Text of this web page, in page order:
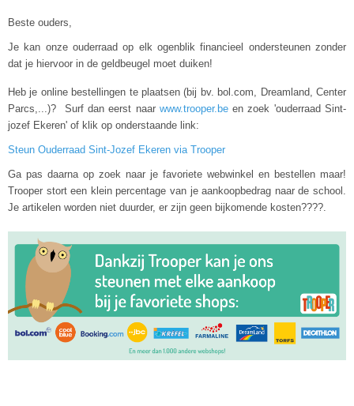
Beste ouders,
Je kan onze ouderraad op elk ogenblik financieel ondersteunen zonder
dat je hiervoor in de geldbeugel moet duiken!
Heb je online bestellingen te plaatsen (bij bv. bol.com, Dreamland, Center
Parcs,...)? Surf dan eerst naar www.trooper.been zoek 'ouderraad Sint-
jozef Ekeren' of klik op onderstaande link:
Steun Ouderraad Sint-Jozef Ekeren via Trooper
Ga pas daarna op zoek naar je favoriete webwinkel en bestellen maar!
Trooper stort een klein percentage van je aankoopbedrag naar de school.
Je artikelen worden niet duurder, er zijn geen bijkomende kosten????.